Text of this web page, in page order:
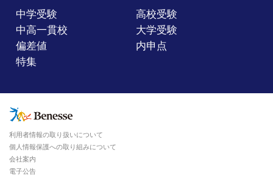
中学受験
高校受験
中高一貫校
大学受験
偏差値
内申点
特集
利用者情報の取り扱いについて
個人情報保護への取り組みについて
会社案内
電子公告